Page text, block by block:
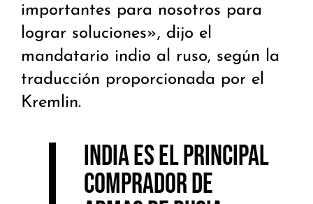
importantes para nosotros para
lograr soluciones», dijo el
mandatario indio al ruso, según la
traducción proporcionada por el
Kremlin.
India es el principal
comprador de